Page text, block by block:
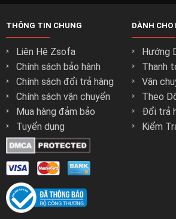
THÔNG TIN CHUNG
Liên Hệ Zsofa
Chính sách bảo hành
Chính sách đổi trả hàng
Chính sách vận chuyển
Mua hàng đảm bảo
Tuyển dụng
DÀNH CHO
Hướng
Thanh
Vận
Theo
Đổi trả
Kiểm